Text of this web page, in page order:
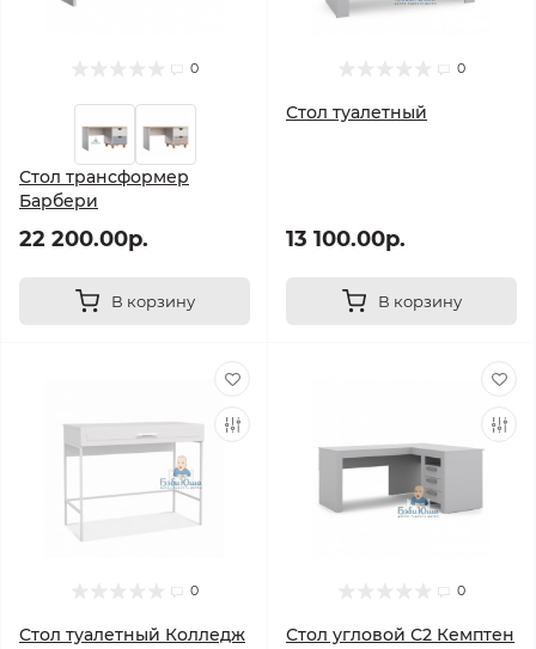
0
Стол трансформер
Барбери
22 200.00р.
В корзину
0
Стол туалетный
13 100.00р.
В корзину
0
Стол туалетный Колледж
0
Стол угловой С2 Кемптен